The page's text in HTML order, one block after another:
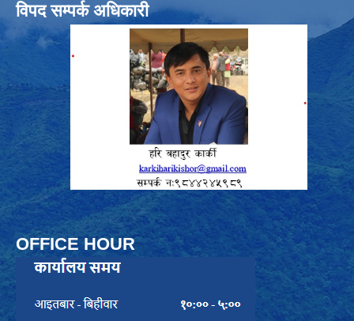
विपद सम्पर्क अधिकारी
OFFICE HOUR